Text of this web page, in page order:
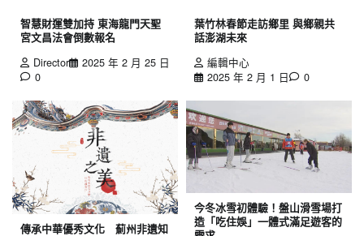
智慧財運雙加持 東海龍門天聖
宮文昌法會倒數報名
Director
2025 年 2 月 25 日
0
葉竹林春節走訪鄉里 與鄉親共
話澎湖未來
編輯中心
2025 年 2 月 1 日
0
傳承中華優秀文化 薊州非遺知
今冬冰雪初體驗！盤山滑雪場打
造「吃住娛」一體式滿足遊客的